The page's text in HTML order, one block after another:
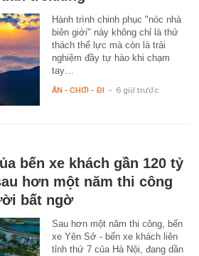
Hành trình chinh phục "nóc nhà
biên giới" này không chỉ là thử
thách thể lực mà còn là trải
nghiệm đầy tự hào khi chạm
tay…
ĂN - CHƠI - ĐI - 6 giờ trước
bến xe khách gần 120 tỷ
hơn một năm thi công
bất ngờ
Sau hơn một năm thi công, bến
xe Yên Sở - bến xe khách liên
tỉnh thứ 7 của Hà Nội, đang dần